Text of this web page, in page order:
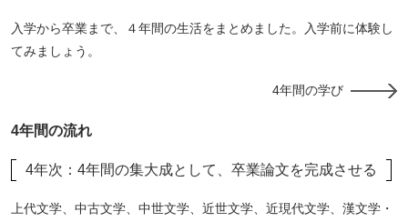
入学から卒業まで、４年間の生活をまとめました。入学前に体験し
てみましょう。
4年間の学び
4年間の流れ
4年次：4年間の集大成として、卒業論文を完成させる
上代文学、中古文学、中世文学、近世文学、近現代文学、漢文学・